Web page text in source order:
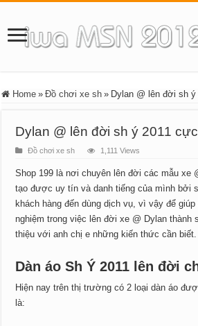
Home » Đồ chơi xe sh » Dylan @ lên đời sh
Dylan @ lên đời sh ý 2011
Đồ chơi xe sh 1,111 Views
Shop 199 là nơi chuyên lên đời các mẫu xe
tạo được uy tín và danh tiếng của mình bởi
khách hàng đến dùng dịch vụ, vì vậy để
nghiệm trong việc lên đời xe @ Dylan thành
thiệu với anh chị e những kiến thức cần biết.
Dàn áo Sh Ý 2011 lên đời
Hiện nay trên thị trường có 2 loại dàn áo
là: